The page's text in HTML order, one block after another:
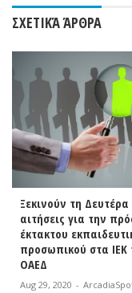
ΣΧΕΤΙΚΆ ΆΡΘΡΑ
Ξεκινούν τη Δευτέρα
αιτήσεις για την
έκτακτου
προσωπικού στα ΙΕΚ
ΟΑΕΔ
Aug 29, 2020 -